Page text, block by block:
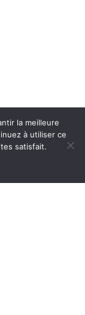
la meilleure
à utiliser ce
satisfait.